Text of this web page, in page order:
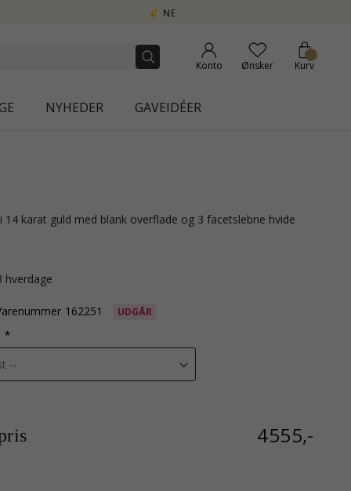
Konto Ønsker Kurv
NYHEDER GAVEIDÉER
hverdage
162251 UDGÅR
4555,-